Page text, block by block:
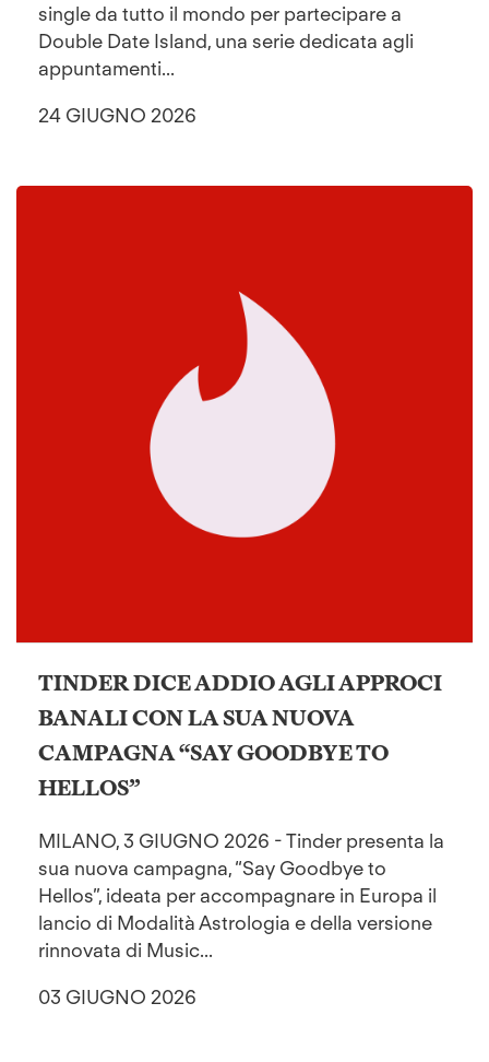
single da tutto il mondo per partecipare a
Double Date Island, una serie dedicata agli
appuntamenti...
24 GIUGNO 2026
TINDER DICE ADDIO AGLI APPROCI
BANALI CON LA SUA NUOVA
CAMPAGNA “SAY GOODBYE TO
HELLOS”
MILANO, 3 GIUGNO 2026 - Tinder presenta la
sua nuova campagna, “Say Goodbye to
Hellos”, ideata per accompagnare in Europa il
lancio di Modalità Astrologia e della versione
rinnovata di Music...
03 GIUGNO 2026